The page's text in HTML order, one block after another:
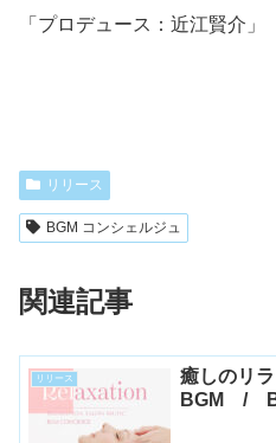
「プロデュース：近江賢介」
リリース
BGM コンシェルジュ
関連記事
リリース
癒しのリ
BGM /